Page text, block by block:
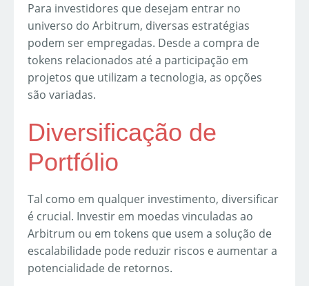
Para investidores que desejam entrar no
universo do Arbitrum, diversas estratégias
podem ser empregadas. Desde a compra de
tokens relacionados até a participação em
projetos que utilizam a tecnologia, as opções
são variadas.
Diversificação de
Portfólio
Tal como em qualquer investimento, diversificar
é crucial. Investir em moedas vinculadas ao
Arbitrum ou em tokens que usem a solução de
escalabilidade pode reduzir riscos e aumentar a
potencialidade de retornos.